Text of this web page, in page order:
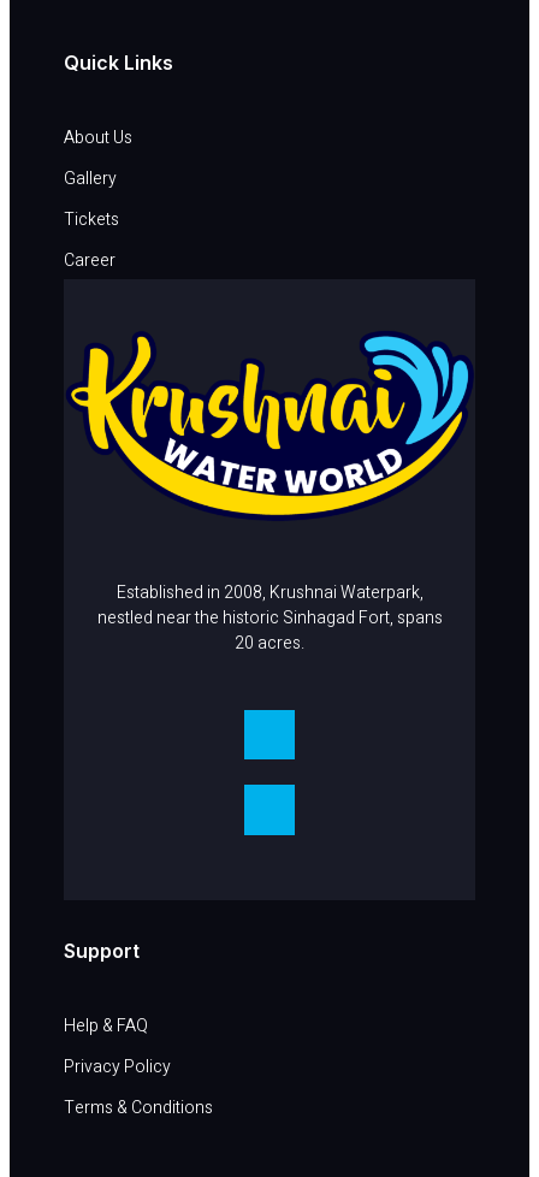
Quick Links
About Us
Gallery
Tickets
Career
Established in 2008, Krushnai Waterpark,
nestled near the historic Sinhagad Fort, spans
20 acres.
Support
Help & FAQ​
Privacy Policy
Terms & Conditions